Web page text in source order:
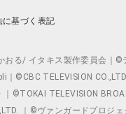
に基づく表記
/ イタキス製作委員会｜
©CBC TELEVISION
TELEVISION
｜©ヴァンガードプロ